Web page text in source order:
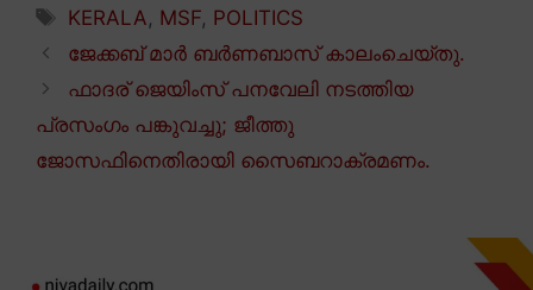
Tags
KERALA, MSF, POLITICS
ജേക്കബ് മാർ ബർണബാസ് കാലംചെയ്തു.
ഫാദര് ജെയിംസ് പനവേലി നടത്തിയ
പ്രസംഗം പങ്കുവച്ചു; ജീത്തു
ജോസഫിനെതിരായി സൈബറാക്രമണം.